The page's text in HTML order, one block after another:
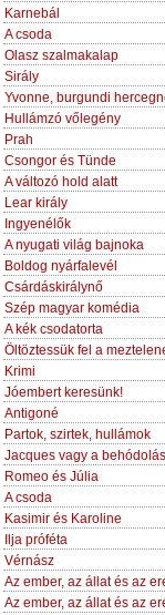
Karnebál
A csoda
Olasz szalmakalap
Sirály
Yvonne, burgundi
Hullámzó vőlegény
Prah
Csongor és Tünde
A változó hold alatt
Lear király
Ingyenélők
A nyugati világ bajnoka
Boldog nyárfalevél
Csárdáskirálynő
Szép magyar komédia
A kék csodatorta
Öltöztessük fel a
Krimi
Jóembert keresünk!
Antigoné
Partok, szirtek, hullámok
Jacques vagy a behódolás
Romeo és Júlia
A csoda
Kasimir és Karoline
Ilja próféta
Vérnász
Az ember, az állat és az
Az ember, az állat és az